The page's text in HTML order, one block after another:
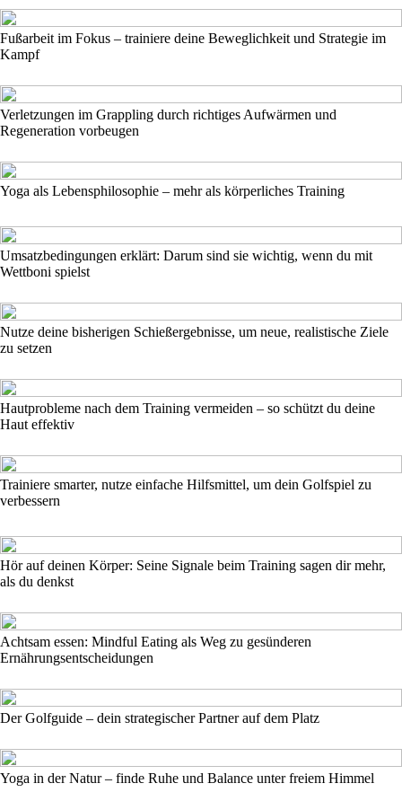
Fußarbeit im Fokus – trainiere deine Beweglichkeit und Strategie im
Kampf
Verletzungen im Grappling durch richtiges Aufwärmen und
Regeneration vorbeugen
Yoga als Lebensphilosophie – mehr als körperliches Training
Umsatzbedingungen erklärt: Darum sind sie wichtig, wenn du mit
Wettboni spielst
Nutze deine bisherigen Schießergebnisse, um neue, realistische Ziele
zu setzen
Hautprobleme nach dem Training vermeiden – so schützt du deine
Haut effektiv
Trainiere smarter, nutze einfache Hilfsmittel, um dein Golfspiel zu
verbessern
Hör auf deinen Körper: Seine Signale beim Training sagen dir mehr,
als du denkst
Achtsam essen: Mindful Eating als Weg zu gesünderen
Ernährungsentscheidungen
Der Golfguide – dein strategischer Partner auf dem Platz
Yoga in der Natur – finde Ruhe und Balance unter freiem Himmel